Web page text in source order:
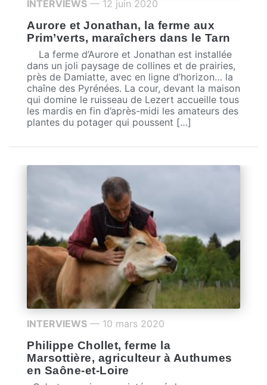
INTERVIEWS — 12 juin 2020
Aurore et Jonathan, la ferme aux
Prim’verts, maraîchers dans le Tarn
La ferme d’Aurore et Jonathan est installée
dans un joli paysage de collines et de prairies,
près de Damiatte, avec en ligne d’horizon… la
chaîne des Pyrénées. La cour, devant la maison
qui domine le ruisseau de Lezert accueille tous
les mardis en fin d’après-midi les amateurs des
plantes du potager qui poussent […]
INTERVIEWS — 10 mars 2020
Philippe Chollet, ferme la
Marsottière, agriculteur à Authumes
en Saône-et-Loire